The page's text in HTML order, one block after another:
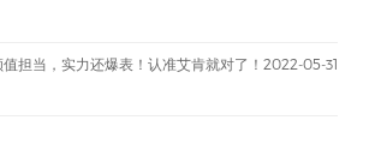
担当，实力还爆表！认准艾肯就对了！ 2022-05-31